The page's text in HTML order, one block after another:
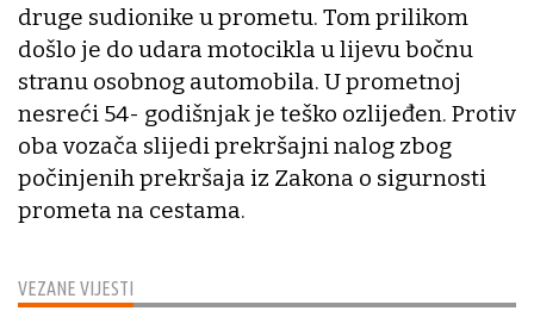
VEZANE VIJESTI
druge sudionike u prometu. Tom prilikom
došlo je do udara motocikla u lijevu bočnu
stranu osobnog automobila. U prometnoj
nesreći 54- godišnjak je teško ozlijeđen. Protiv
oba vozača slijedi prekršajni nalog zbog
počinjenih prekršaja iz Zakona o sigurnosti
prometa na cestama.